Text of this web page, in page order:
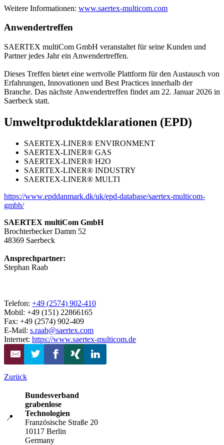
Weitere Informationen: www.saertex-multicom.com
Anwendertreffen
SAERTEX multiCom GmbH veranstaltet für seine Kunden und
Partner jedes Jahr ein Anwendertreffen.
Dieses Treffen bietet eine wertvolle Plattform für den Austausch von
Erfahrungen, Innovationen und Best Practices innerhalb der
Branche. Das nächste Anwendertreffen findet am 22. Januar 2026 in
Saerbeck statt.
Umweltproduktdeklarationen (EPD)
SAERTEX-LINER® ENVIRONMENT
SAERTEX-LINER® GAS
SAERTEX-LINER® H2O
SAERTEX-LINER® INDUSTRY
SAERTEX-LINER® MULTI
https://www.epddanmark.dk/uk/epd-database/saertex-multicom-
gmbh/
SAERTEX multiCom GmbH
Brochterbecker Damm 52
48369 Saerbeck
Ansprechpartner:
Stephan Raab
Telefon: +49 (2574) 902-410
Mobil: +49 (151) 22866165
Fax: +49 (2574) 902-409
E-Mail: s.raab@saertex.com
Internet: https://www.saertex-multicom.de
Zurück
📍
Bundesverband
grabenlose
Technologien
Französische Straße 20
10117 Berlin
Germany